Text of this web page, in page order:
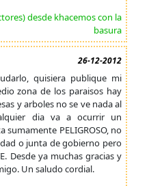
desde khacemos con la
basura
26-12-2012
quisiera publique mi
zona de los paraisos hay
y arboles no se ve nada al
dia va a ocurrir un
PELIGROSO, no
o junta de gobierno pero
Desde ya muchas gracias y
Un saludo cordial.